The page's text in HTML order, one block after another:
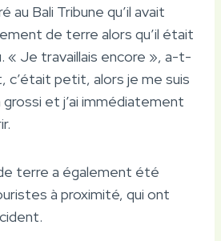
au Bali Tribune qu’il avait
de terre alors qu’il était
« Je travaillais encore », a-t-
c’était petit, alors je me suis
grossi et j’ai immédiatement
terre a également été
à proximité, qui ont